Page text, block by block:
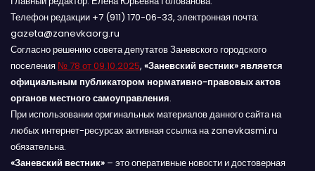
Телефон редакции +7 (911) 170-06-33, электронная почта:
gazeta@zanevkaorg.ru
Согласно решению совета депутатов Заневского городского
поселения № 78 от 09.10.2025, «Заневский вестник» является
официальным публикатором нормативно-правовых актов
органов местного самоуправления.
При использовании оригинальных материалов данного сайта на
любых интернет-ресурсах активная ссылка на zanevkasmi.ru
обязательна.
«Заневский вестник» – это оперативные новости и достоверная